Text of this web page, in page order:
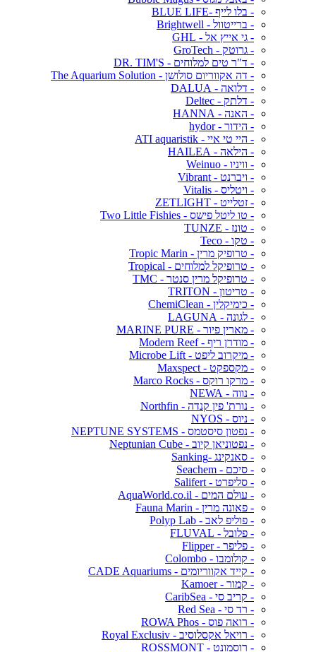
- בלו לייף -BLUE LIFE
- ברייטוול - Brightwell
- גי אייץ אל - GHL
- גרוטק - GroTech
- ד"ר טים למלוחים - DR. TIM'S
- דה אקווריום סולושן - The Aquarium Solution
- דלואה - DALUA
- דלתק - Deltec
- האנה - HANNA
- הידור - hydor
- היי טי איי - ATI aquaristik
- הילאה - HAILEA
- וויניו - Weinuo
- ויברנט - Vibrant
- ויטליס - Vitalis
- זטלייט - ZETLIGHT
- טו ליטל פישס - Two Little Fishies
- טונז - TUNZE
- טקו - Teco
- טרופיק מרין - Tropic Marin
- טרופיקל למלוחים - Tropical
- טרופיקל מרין סנטר - TMC
- טריטון - TRITON
- כימיקלין - ChemiClean
- לגונה - LAGUNA
- מארין פיור - MARINE PURE
- מודרן ריף - Modern Reef
- מיקרוב ליפט - Microbe Lift
- מקספקט - Maxspect
- מרקו רוקס - Marco Rocks
- נווה - NEWA
- נורת' פין קנדה - Northfin
- ניוס - NYOS
- נפטון סיסטמס - NEPTUNE SYSTEMS
- נפטוניאן קיוב - Neptunian Cube
- סאנקינג -Sanking
- סיכם - Seachem
- סליפרט - Salifert
- עולם המים - AquaWorld.co.il
- פאונה מרין - Fauna Marin
- פוליפ לאב - Polyp Lab
- פלובל - FLUVAL
- פליפר - Flipper
- קולומבו - Colombo
- קייד אקווריומים - CADE Aquariums
- קמור - Kamoer
- קריב סי - CaribSea
- רד סי - Red Sea
- רואה פוס - ROWA Phos
- רויאל אקסלוסיב - Royal Exclusiv
- רוסמונט - ROSSMONT